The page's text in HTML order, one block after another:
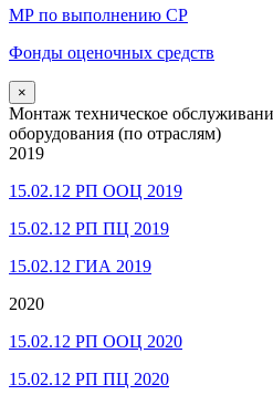
МР по выполнению СР
Фонды оценочных средств
×
Монтаж техническое
оборудования (по отраслям)
2019
15.02.12 РП ООЦ 2019
15.02.12 РП ПЦ 2019
15.02.12 ГИА 2019
2020
15.02.12 РП ООЦ 2020
15.02.12 РП ПЦ 2020